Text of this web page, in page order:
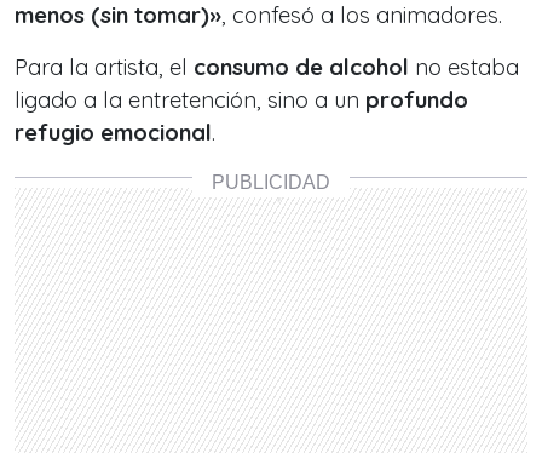
menos (sin tomar)», confesó a los animadores.
Para la artista, el consumo de alcohol no estaba
ligado a la entretención, sino a un profundo
refugio emocional.